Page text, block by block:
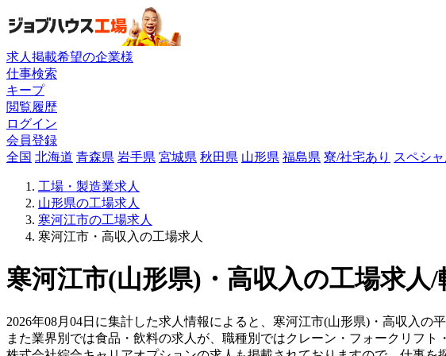
求人掲載希望の企業様
仕事検索
キープ
閲覧履歴
ログイン
会員登録
全国 北海道 青森県 岩手県 宮城県 秋田県 山形県 福島県 寮/社宅あり スペシ
工場・製造業求人
山形県の工場求人
寒河江市の工場求人
寒河江市・高収入の工場求人
寒河江市(山形県)・高収入の工場求人/
2026年08月04日に集計した求人情報によると、寒河江市(山形県)・高収入の
また業界別では食品・飲料の求人が、職種別ではクレーン・フォークリフト